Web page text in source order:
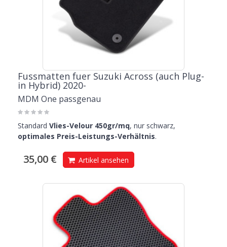
Fussmatten fuer Suzuki Across (auch Plug-
in Hybrid) 2020-
MDM One passgenau
Standard Vlies-Velour 450gr/mq, nur schwarz,
optimales Preis-Leistungs-Verhältnis.
35,00 € Artikel ansehen